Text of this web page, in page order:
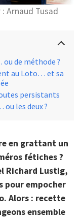
: Arnaud Tusad
de méthode ?
au Loto… et sa
persistants
les deux ?
en grattant un
fétiches ?
Richard Lustig,
pour empocher
Alors : recette
ensemble